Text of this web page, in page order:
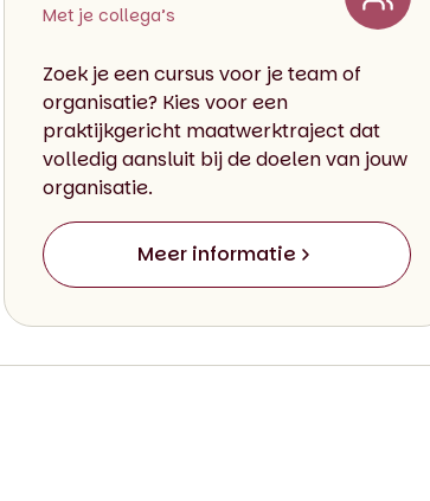
Met je collega’s
Zoek je een cursus voor je team of
organisatie? Kies voor een
praktijkgericht maatwerktraject dat
volledig aansluit bij de doelen van jouw
organisatie.
Meer informatie